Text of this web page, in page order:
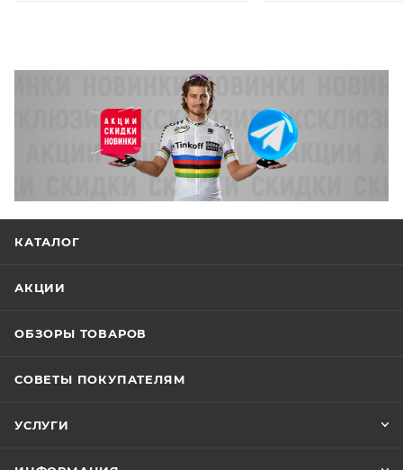
КАТАЛОГ
АКЦИИ
ОБЗОРЫ ТОВАРОВ
СОВЕТЫ ПОКУПАТЕЛЯМ
УСЛУГИ